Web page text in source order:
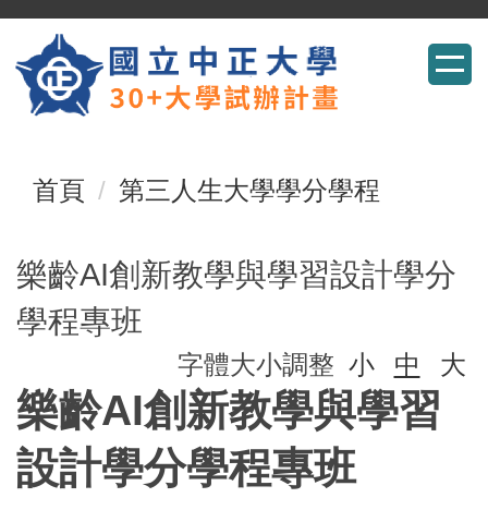
到
主
區
首頁 第三人生大學學分學程
樂齡AI創新教學與學習設計學分
學程專班
字體大小調整 小 中 大
樂齡AI創新教學與學習
設計學分學程專班